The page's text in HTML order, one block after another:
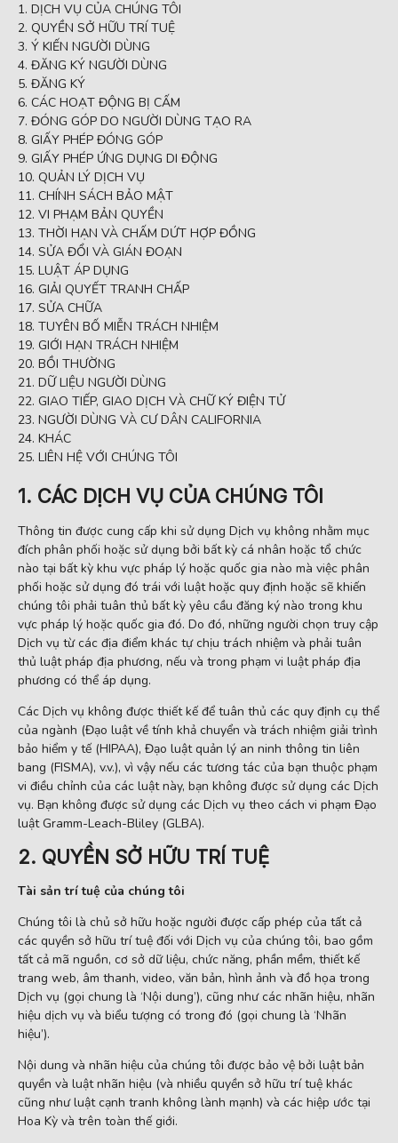
DỊCH VỤ CỦA CHÚNG TÔI
QUYỀN SỞ HỮU TRÍ TUỆ
Ý KIẾN NGƯỜI DÙNG
ĐĂNG KÝ NGƯỜI DÙNG
ĐĂNG KÝ
CÁC HOẠT ĐỘNG BỊ CẤM
ĐÓNG GÓP DO NGƯỜI DÙNG TẠO RA
GIẤY PHÉP ĐÓNG GÓP
GIẤY PHÉP ỨNG DỤNG DI ĐỘNG
QUẢN LÝ DỊCH VỤ
CHÍNH SÁCH BẢO MẬT
VI PHẠM BẢN QUYỀN
THỜI HẠN VÀ CHẤM DỨT HỢP ĐỒNG
SỬA ĐỔI VÀ GIÁN ĐOẠN
LUẬT ÁP DỤNG
GIẢI QUYẾT TRANH CHẤP
SỬA CHỮA
TUYÊN BỐ MIỄN TRÁCH NHIỆM
GIỚI HẠN TRÁCH NHIỆM
BỒI THƯỜNG
DỮ LIỆU NGƯỜI DÙNG
GIAO TIẾP, GIAO DỊCH VÀ CHỮ KÝ ĐIỆN TỬ
NGƯỜI DÙNG VÀ CƯ DÂN CALIFORNIA
KHÁC
LIÊN HỆ VỚI CHÚNG TÔI
1. CÁC DỊCH VỤ CỦA CHÚNG TÔI
Thông tin được cung cấp khi sử dụng Dịch vụ không nhằm mục
đích phân phối hoặc sử dụng bởi bất kỳ cá nhân hoặc tổ chức
nào tại bất kỳ khu vực pháp lý hoặc quốc gia nào mà việc phân
phối hoặc sử dụng đó trái với luật hoặc quy định hoặc sẽ khiến
chúng tôi phải tuân thủ bất kỳ yêu cầu đăng ký nào trong khu
vực pháp lý hoặc quốc gia đó. Do đó, những người chọn truy cập
Dịch vụ từ các địa điểm khác tự chịu trách nhiệm và phải tuân
thủ luật pháp địa phương, nếu và trong phạm vi luật pháp địa
phương có thể áp dụng.
Các Dịch vụ không được thiết kế để tuân thủ các quy định cụ thể
của ngành (Đạo luật về tính khả chuyển và trách nhiệm giải trình
bảo hiểm y tế (HIPAA), Đạo luật quản lý an ninh thông tin liên
bang (FISMA), v.v.), vì vậy nếu các tương tác của bạn thuộc phạm
vi điều chỉnh của các luật này, bạn không được sử dụng các Dịch
vụ. Bạn không được sử dụng các Dịch vụ theo cách vi phạm Đạo
luật Gramm-Leach-Bliley (GLBA).
2. QUYỀN SỞ HỮU TRÍ TUỆ
Tài sản trí tuệ của chúng tôi
Chúng tôi là chủ sở hữu hoặc người được cấp phép của tất cả
các quyền sở hữu trí tuệ đối với Dịch vụ của chúng tôi, bao gồm
tất cả mã nguồn, cơ sở dữ liệu, chức năng, phần mềm, thiết kế
trang web, âm thanh, video, văn bản, hình ảnh và đồ họa trong
Dịch vụ (gọi chung là ‘Nội dung’), cũng như các nhãn hiệu, nhãn
hiệu dịch vụ và biểu tượng có trong đó (gọi chung là ‘Nhãn
hiệu’).
Nội dung và nhãn hiệu của chúng tôi được bảo vệ bởi luật bản
quyền và luật nhãn hiệu (và nhiều quyền sở hữu trí tuệ khác
cũng như luật cạnh tranh không lành mạnh) và các hiệp ước tại
Hoa Kỳ và trên toàn thế giới.